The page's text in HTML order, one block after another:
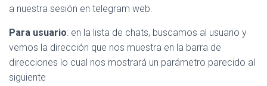
a nuestra sesión en telegram web.
Para usuario: en la lista de chats, buscamos al usuario y
vemos la dirección que nos muestra en la barra de
direcciones lo cual nos mostrará un parámetro parecido al
siguiente